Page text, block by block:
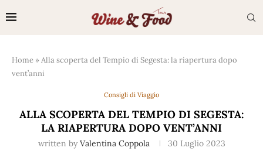
Home »Alla scoperta del Tempio di Segesta: la riapertura dopo
vent’anni
Consigli di Viaggio
ALLA SCOPERTA DEL TEMPIO DI SEGESTA:
LA RIAPERTURA DOPO VENT’ANNI
written by Valentina Coppola 30 Luglio 2023